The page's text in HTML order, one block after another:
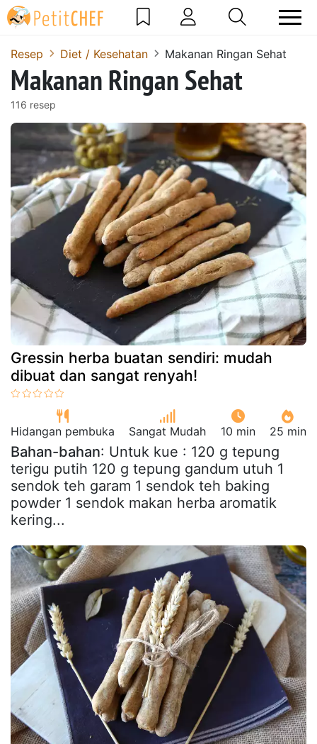
Resep Diet / Kesehatan Makanan Ringan Sehat
Makanan Ringan Sehat
116 resep
Gressin herba buatan sendiri: mudah
dibuat dan sangat renyah!
Hidangan pembuka Sangat Mudah 10 min 25 min
Bahan-bahan: Untuk kue : 120 g tepung
terigu putih 120 g tepung gandum utuh 1
sendok teh garam 1 sendok teh baking
powder 1 sendok makan herba aromatik
kering...